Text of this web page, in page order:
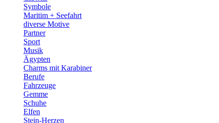
Symbole
Maritim + Seefahrt
diverse Motive
Partner
Sport
Musik
Ägypten
Charms mit Karabiner
Berufe
Fahrzeuge
Gemme
Schuhe
Elfen
Stein-Herzen